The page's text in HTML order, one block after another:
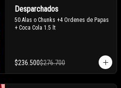
Desparchados
50 Alas o Chunks +4 Ordenes de Papas
+ Coca Cola 1.5 lt
$236.500$276.700